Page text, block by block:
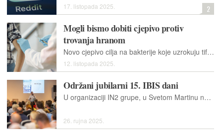
17. listopada 2025. 2
Mogli bismo dobiti cjepivo protiv
trovanja hranom
Novo cjepivo cilja na bakterije koje uzrokuju tifus i dvije druge podvrste koje su čest izvor invazivnih infekcija kod male djece, posebno u manje razvijenim područjima svijeta.
12. listopada 2025.
Održani jubilarni 15. IBIS dani
U organizaciji IN2 grupe, u Svetom Martinu na Muri održani su 15. IBIS dani, konferencija za korisnike integriranog bolničkog informacijskog sustava IBIS. Ovogodišnje izdanje okupilo je 230 IT stručnjaka i predstavnika zdravstvenih ustanova iz Hrvatske i regije
26. rujna 2025.